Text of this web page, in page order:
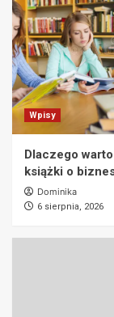
Wpisy
Dlaczego
książki o
Dominika
6 sierpnia, 2026